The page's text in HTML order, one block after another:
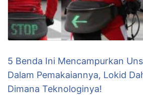
5 Benda Ini Mencampurkan
Dalam Pemakaiannya, Lokid
Dimana Teknologinya!